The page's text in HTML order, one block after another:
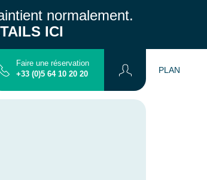
normalement.
ICI
INFOS PRATIQUES CONTACT PLAN
Faire une réservation
+33 (0)5 64 10 20 20